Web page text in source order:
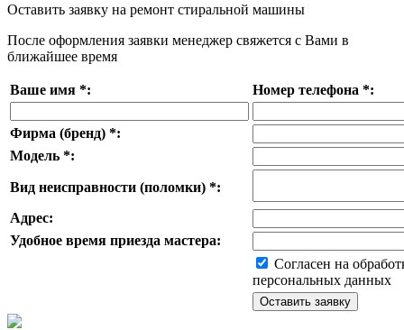
Оставить заявку на ремонт стиральной машины
После оформления заявки менеджер свяжется с Вами в
ближайшее время
Ваше имя *: Номер телефона *:
Фирма (бренд) *:
Модель *:
Вид неисправности (поломки) *:
Адрес:
Удобное время приезда мастера:
Согласен на
персональных данных